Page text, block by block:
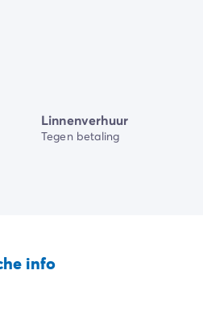
Linnenverhuur
Tegen betaling
info